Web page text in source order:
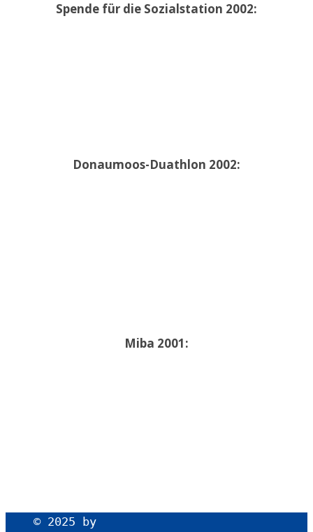
Spende für die Sozialstation 2002:
Donaumoos-Duathlon 2002:
Miba 2001:
© 2025 by